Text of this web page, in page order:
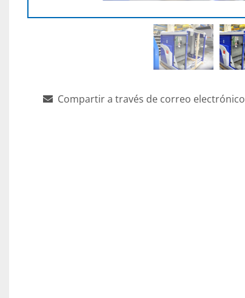
Compartir a través de correo electrónico